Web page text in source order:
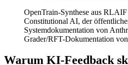
OpenTrain-Synthese aus
Constitutional AI, der
Systemdokumentation von
Grader/RFT-Dokumentation
Warum KI-Feedback